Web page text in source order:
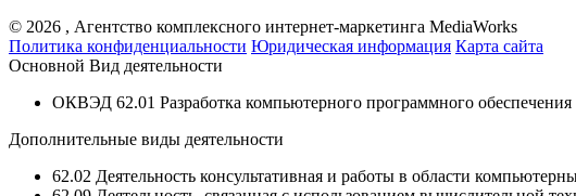
© 2026 , Агентство комплексного интернет-маркетинга MediaWorks
Политика конфиденциальности Юридическая информация Карта сайта
Основной Вид деятельности
ОКВЭД 62.01 Разработка компьютерного программного обеспечения
Дополнительные виды деятельности
62.02 Деятельность консультативная и работы в области